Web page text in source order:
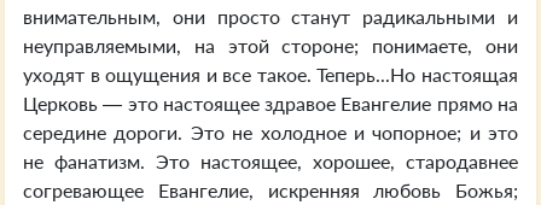
внимательным, они просто станут радикальными и
неуправляемыми, на этой стороне; понимаете, они
уходят в ощущения и все такое. Теперь...Но настоящая
Церковь — это настоящее здравое Евангелие прямо на
середине дороги. Это не холодное и чопорное; и это
не фанатизм. Это настоящее, хорошее, стародавнее
согревающее Евангелие, искренняя любовь Божья;